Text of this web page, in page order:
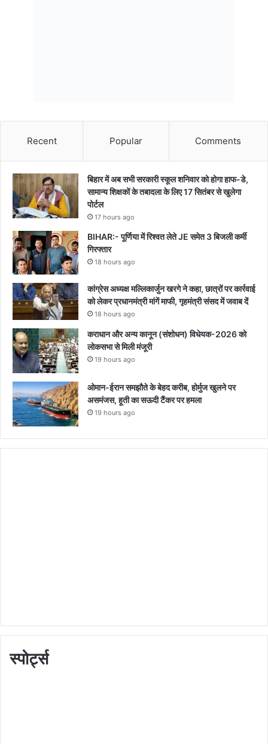
Recent Popular Comments
बिहार में अब सभी सरकारी स्कूल शनिवार को होगा हाफ-डे,
सामान्य शिक्षकों के तबादला के लिए 17 सितंबर से खुलेगा
पोर्टल
17 hours ago
BIHAR:- पूर्णिया में रिश्वत लेते JE समेत 3 बिजली कर्मी
गिरफ्तार
18 hours ago
कांग्रेस अध्यक्ष मल्लिकार्जुन खरगे ने कहा, छात्रों पर कार्रवाई
को लेकर प्रधानमंत्री मांगें माफी, गृहमंत्री संसद में जवाब दें
18 hours ago
कराधान और अन्य कानून (संशोधन) विधेयक-2026 को
लोकसभा से मिली मंजूरी
19 hours ago
ओमान-ईरान समझौते के बेहद करीब, होर्मुज खुलने पर
असमंजस, हूती का सऊदी टैंकर पर हमला
19 hours ago
स्पोर्ट्स